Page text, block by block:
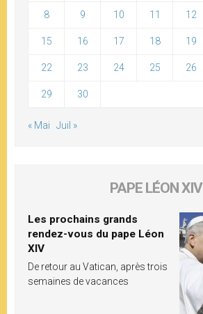
8 9 10 11 12
15 16 17 18 19
22 23 24 25 26
29 30
« Mai Juil »
PAPE LÉON XIV
Les prochains grands
rendez-vous du pape Léon
XIV
De retour au Vatican, après trois
semaines de vacances